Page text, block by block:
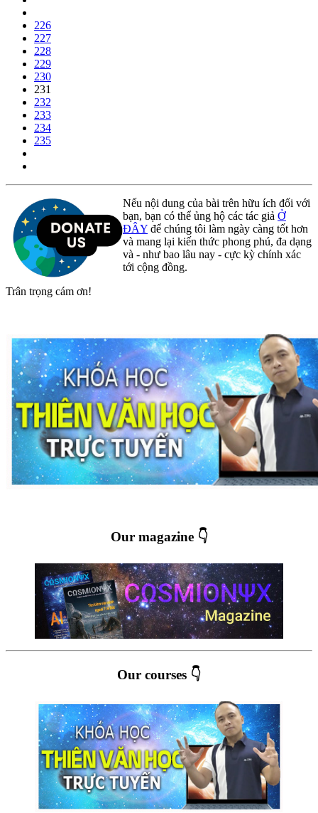
226
227
228
229
230
231
232
233
234
235
Nếu nội dung của bài trên hữu ích đối với
bạn, bạn có thể ủng hộ các tác giả Ở
ĐÂY để chúng tôi làm ngày càng tốt hơn
và mang lại kiến thức phong phú, đa dạng
và - như bao lâu nay - cực kỳ chính xác
tới cộng đồng.
Trân trọng cám ơn!
Our magazine 👇
Our courses 👇